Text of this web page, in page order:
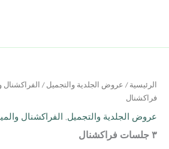
الرئيسية / عروض الجلدية والتجميل / الفراكشنال
فراكشنال
عروض الجلدية والتجميل, الفراكشنال
٣ جلسات فراكشنال
فراكشنال